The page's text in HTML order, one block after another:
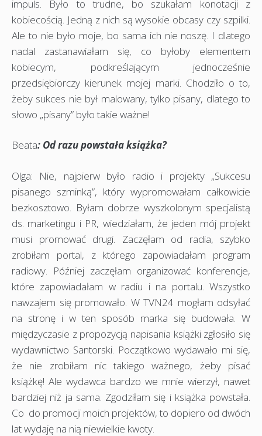
impuls. Było to trudne, bo szukałam konotacji z
kobiecością. Jedną z nich są wysokie obcasy czy szpilki.
Ale to nie było moje, bo sama ich nie noszę. I dlatego
nadal zastanawiałam się, co byłoby elementem
kobiecym, podkreślającym jednocześnie
przedsiębiorczy kierunek mojej marki. Chodziło o to,
żeby sukces nie był malowany, tylko pisany, dlatego to
słowo „pisany” było takie ważne!
Beata: Od razu powstała książka?
Olga: Nie, najpierw było radio i projekty „Sukcesu
pisanego szminką”, który wypromowałam całkowicie
bezkosztowo. Byłam dobrze wyszkolonym specjalistą
ds. marketingu i PR, wiedziałam, że jeden mój projekt
musi promować drugi. Zaczęłam od radia, szybko
zrobiłam portal, z którego zapowiadałam program
radiowy. Później zaczęłam organizować konferencje,
które zapowiadałam w radiu i na portalu. Wszystko
nawzajem się promowało. W TVN24 mogłam odsyłać
na stronę i w ten sposób marka się budowała. W
międzyczasie z propozycją napisania książki zgłosiło się
wydawnictwo Santorski. Początkowo wydawało mi się,
że nie zrobiłam nic takiego ważnego, żeby pisać
książkę! Ale wydawca bardzo we mnie wierzył, nawet
bardziej niż ja sama. Zgodziłam się i książka powstała.
Co do promocji moich projektów, to dopiero od dwóch
lat wydaję na nią niewielkie kwoty.